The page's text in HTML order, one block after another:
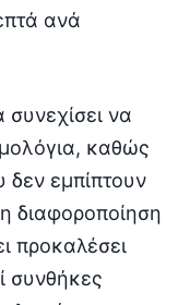
ανά
συνεχίσει να
καθώς
δεν εμπίπτουν
διαφοροποίηση
προκαλέσει
συνθήκες